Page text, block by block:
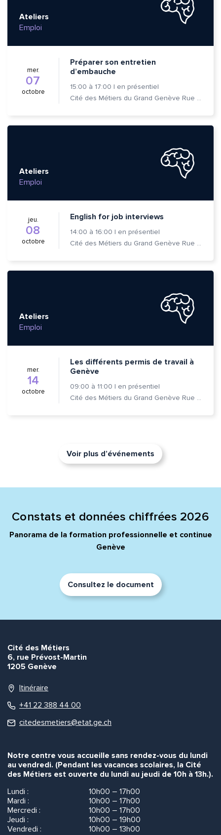
Ateliers
Emploi
mer.
07
octobre
Préparer son entretien
d’embauche
15:00 à 17:00 | en présentiel
Cité des Métiers du Grand Genève Rue Prévost-Martin 6 1205 Genève
Ateliers
Emploi
jeu.
08
octobre
English for job interviews
14:00 à 16:00 | en présentiel
Cité des Métiers du Grand Genève Rue Prévost-Martin 6 1205 Genève
Ateliers
Emploi
mer.
14
octobre
Les différents permis de travail à
Genève
09:00 à 11:00 | en présentiel
Cité des Métiers du Grand Genève Rue Prévost-Martin 6 1205 Genève
Voir plus d’événements
Constats et données chiffrées 2026
Panorama de la formation professionnelle et continue
Genève
Consultez le document
Cité des Métiers
6, rue Prévost-Martin
1205 Genève
Itinéraire
+41 22 388 44 00
citedesmetiers@etat.ge.ch
Notre centre vous accueille sans rendez-vous du lundi
au vendredi. (Pendant les vacances scolaires, la Cité
des Métiers est ouverte du lundi au jeudi de 10h à 13h.).
Lundi :
10h00 – 17h00
Mardi :
10h00 – 17h00
Mercredi :
10h00 – 17h00
Jeudi :
10h00 – 19h00
Vendredi :
10h00 – 13h00